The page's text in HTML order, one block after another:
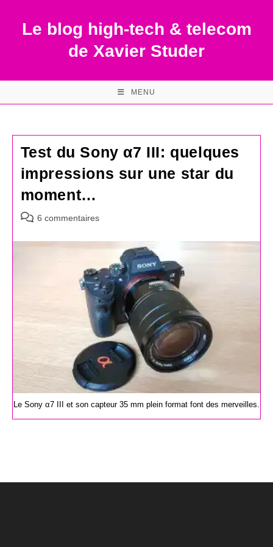
contentLe blog high-tech & telecom
de Xavier Studer
MENU
Test du Sony α7 III: quelques
impressions sur une star du
moment…
Commentaires
la
6 commentaires
Le Sony α7 III et son capteur 35 mm plein format font des merveilles.